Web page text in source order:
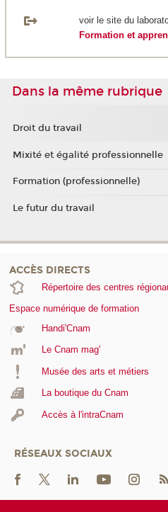
voir le site du
Formation et
Dans la même rubrique
Droit du travail
Mixité et égalité professionnelle
Formation (professionnelle)
Le futur du travail
ACCÈS DIRECTS
Répertoire des centres
Espace numérique de formation
Handi'Cnam
Le Cnam mag'
Musée des arts et métiers
La boutique du Cnam
Accès à l'intraCnam
RÉSEAUX SOCIAUX